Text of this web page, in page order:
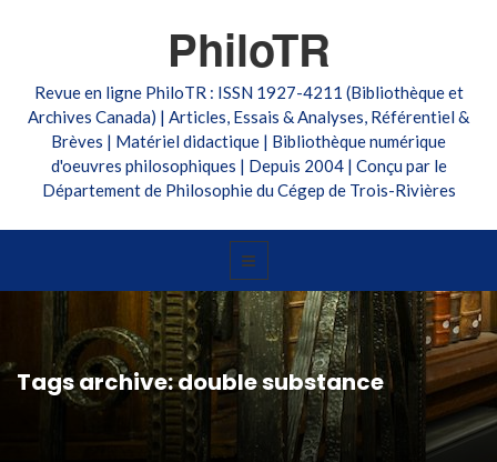
PhiloTR
Revue en ligne PhiloTR : ISSN 1927-4211 (Bibliothèque et
Archives Canada) | Articles, Essais & Analyses, Référentiel &
Brèves | Matériel didactique | Bibliothèque numérique
d'oeuvres philosophiques | Depuis 2004 | Conçu par le
Département de Philosophie du Cégep de Trois-Rivières
Tags archive: double substance